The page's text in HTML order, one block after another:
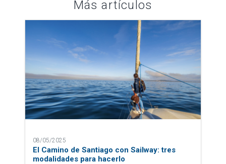
Más artículos
08/05/2025
El Camino de Santiago con Sailway: tres
modalidades para hacerlo